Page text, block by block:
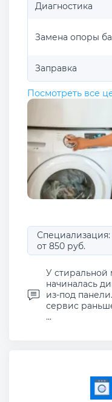
Диагностика
Замена опоры
Заправка
Посмотреть все
от 850 руб.
У
начиналась
из-под
сервис
...